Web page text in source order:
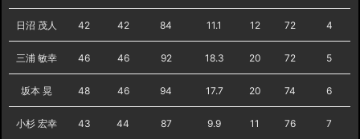
日沼 茂人 42 42 84 11.1 12 72 4
三浦 敏幸 46 46 92 18.3 20 72 5
坂本 晃 48 46 94 17.7 20 74 6
小杉 宏幸 43 44 87 9.9 11 76 7